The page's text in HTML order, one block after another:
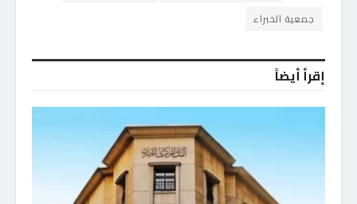
جمعية الخبراء
إقرأ أيضاً